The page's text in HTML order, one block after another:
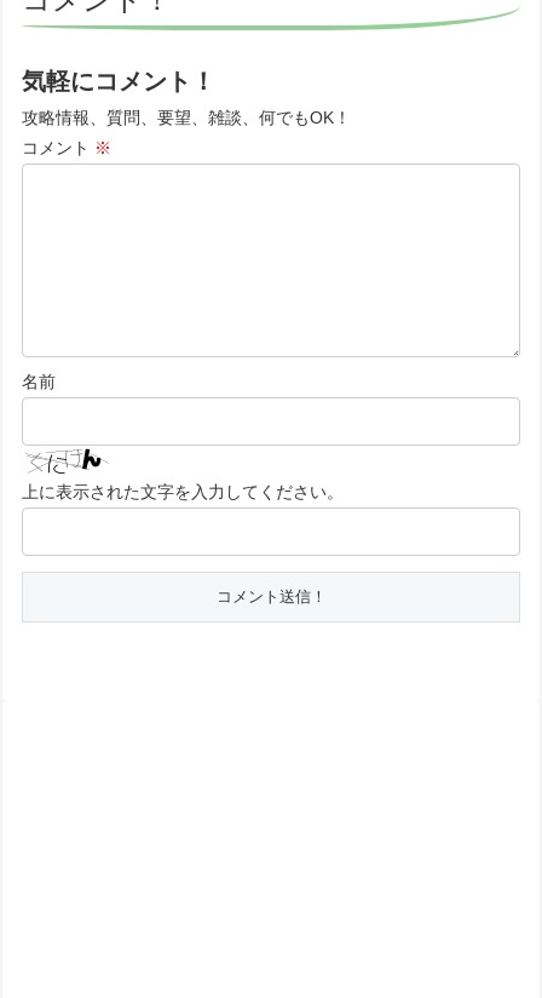
気軽にコメント！
攻略情報、質問、要望、雑談、何でもOK！
コメント ※
名前
上に表示された文字を入力してください。